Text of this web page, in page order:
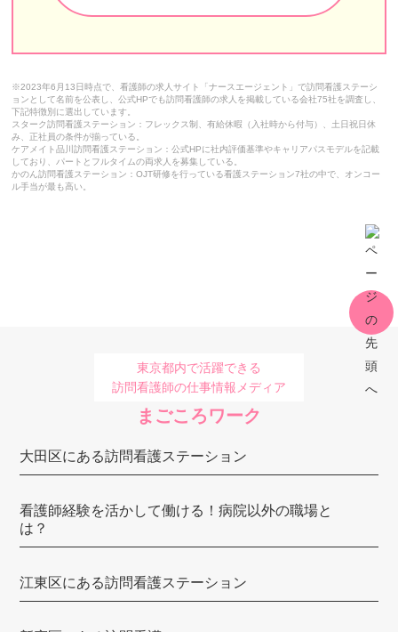
中央リハ訪問看護ステーション
りゅうじん訪問看護ステーション東京
ヘルパーステーション中野
訪問看護ステーション ダイジョブ
まるこ訪問看護ステーション
星医療酸器 訪問看護リハビリステーション巣鴨
あわーず訪問看護リハビリステーション
コモレビ・ナーシングステーション
訪問看護ステーションcarna（カルナ）
ケアセンター エーデルワイス
※2023年6月13日時点で、看護師の求人サイト「ナースエージェント」で訪問看護ステーシ
ョンとして名前を公表し、公式HPでも訪問看護師の求人を掲載している会社75社を調査し、
下記特徴別に選出しています。
スターク訪問看護ステーション：フレックス制、有給休暇（入社時から付与）、土日祝日休
み、正社員の条件が揃っている。
ケアメイト品川訪問看護ステーション：公式HPに社内評価基準やキャリアパスモデルを記載
しており、パートとフルタイムの両求人を募集している。
かのん訪問看護ステーション：OJT研修を行っている看護ステーション7社の中で、オンコー
ル手当が最も高い。
東京都内で活躍できる
訪問看護師の仕事情報メディア
まごころワーク
大田区にある訪問看護ステーション
看護師経験を活かして働ける！病院以外の職場と
は？
江東区にある訪問看護ステーション